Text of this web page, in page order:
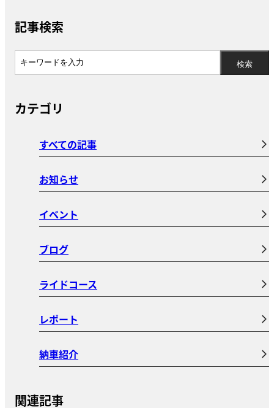
記事検索
カテゴリ
すべての記事
お知らせ
イベント
ブログ
ライドコース
レポート
納車紹介
関連記事